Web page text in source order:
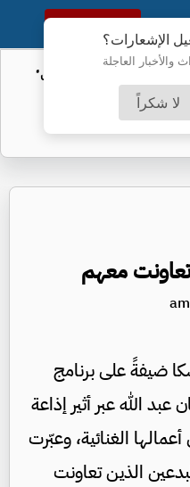
الإشعارات؟
والأخبار العاجلة
لا شكراً
النسخة الكاملة
يحذر من رسائل "واتساب"
تعاونت معهم
ضيفةً على برنامج
عبد الله عبر أثير إذاعة
الغنائية، وعبّرت
الذين تعاونت